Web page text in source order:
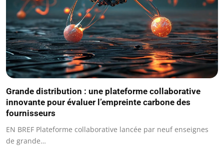
Grande distribution : une plateforme collaborative
innovante pour évaluer l’empreinte carbone des
fournisseurs
EN BREF Plateforme collaborative lancée par neuf enseignes
de grande…